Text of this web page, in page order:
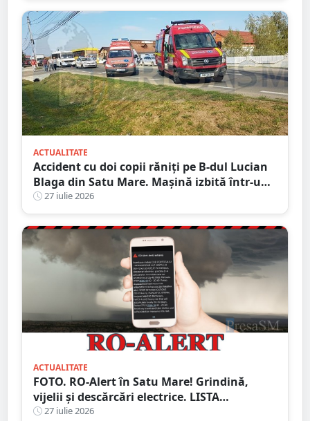
ACTUALITATE
Accident cu doi copii răniți pe B-dul Lucian
Blaga din Satu Mare. Mașină izbită într-un
stâlp
27 iulie 2026
ACTUALITATE
FOTO. RO-Alert în Satu Mare! Grindină,
vijelii și descărcări electrice. LISTA
localităților vizate
27 iulie 2026